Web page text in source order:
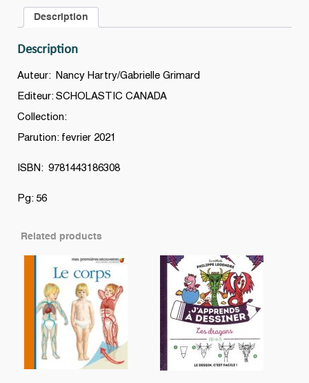
Description
Description
Auteur: Nancy Hartry/Gabrielle Grimard
Editeur: SCHOLASTIC CANADA
Collection:
Parution: fevrier 2021
ISBN: 9781443186308
Pg: 56
Related products